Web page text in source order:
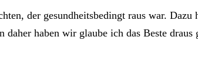
der gesundheitsbedingt raus war. Dazu
haben wir glaube ich das Beste draus